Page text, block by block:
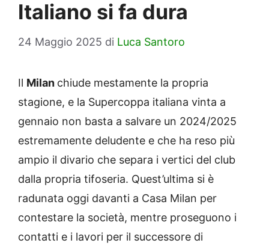
Italiano si fa dura
24 Maggio 2025 di Luca Santoro
Il Milan chiude mestamente la propria
stagione, e la Supercoppa italiana vinta a
gennaio non basta a salvare un 2024/2025
estremamente deludente e che ha reso più
ampio il divario che separa i vertici del club
dalla propria tifoseria. Quest’ultima si è
radunata oggi davanti a Casa Milan per
contestare la società, mentre proseguono i
contatti e i lavori per il successore di